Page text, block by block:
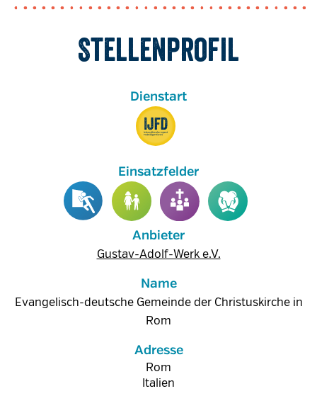
Stellenprofil
Anbieter
Gustav-Adolf-Werk e.V.
Name
Evangelisch-deutsche Gemeinde der Christuskirche in
Rom
Adresse
Rom
Italien